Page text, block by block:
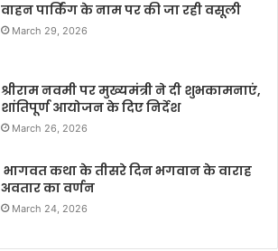
वाहन पार्किंग के नाम पर की जा रही वसूली
March 29, 2026
श्रीराम नवमी पर मुख्यमंत्री ने दी शुभकामनाएं,
शांतिपूर्ण आयोजन के दिए निर्देश
March 26, 2026
भागवत कथा के तीसरे दिन भगवान के वाराह
अवतार का वर्णन
March 24, 2026